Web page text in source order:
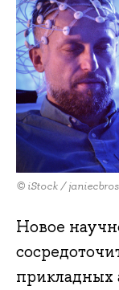
© iStock / janiecbros
Новое
прикладных